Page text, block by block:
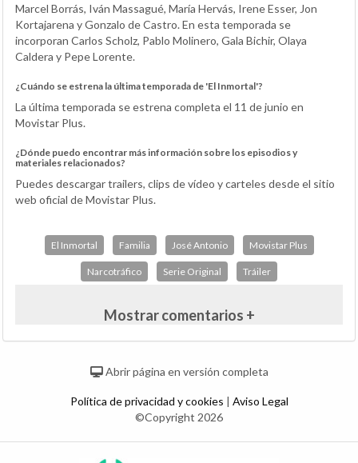
Marcel Borrás, Iván Massagué, María Hervás, Irene Esser, Jon
Kortajarena y Gonzalo de Castro. En esta temporada se
incorporan Carlos Scholz, Pablo Molinero, Gala Bichir, Olaya
Caldera y Pepe Lorente.
¿Cuándo se estrena la última temporada de 'El Inmortal'?
La última temporada se estrena completa el 11 de junio en
Movistar Plus.
¿Dónde puedo encontrar más información sobre los episodios y
materiales relacionados?
Puedes descargar trailers, clips de vídeo y carteles desde el sitio
web oficial de Movistar Plus.
El Inmortal Familia José Antonio Movistar Plus
Narcotráfico Serie Original Tráiler
Mostrar comentarios +
Abrir página en versión completa
Política de privacidad y cookies | Aviso Legal
©Copyright 2026